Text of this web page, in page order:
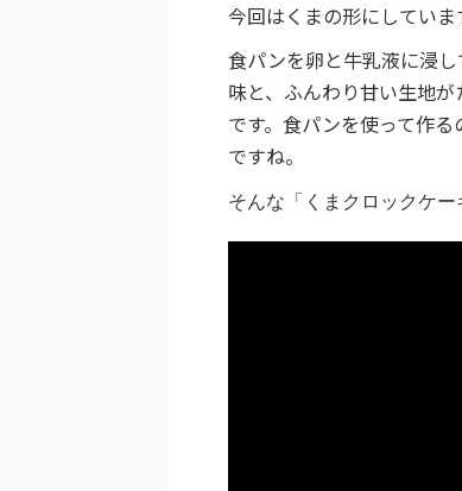
今回はくまの形にしていま
食パンを卵と牛乳液に浸
味と、ふんわり甘い生地
です。食パンを使って作
ですね。
そんな「くまクロックケー